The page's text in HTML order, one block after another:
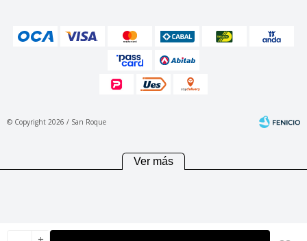
© Copyright 2026 / San Roque
Ver más